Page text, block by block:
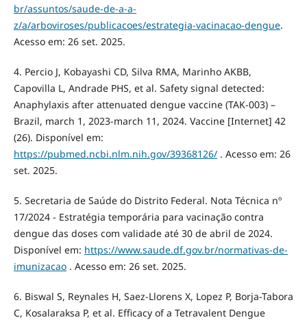
br/assuntos/saude-de-a-a-
z/a/arboviroses/publicacoes/estrategia-vacinacao-dengue.
Acesso em: 26 set. 2025.
4. Percio J, Kobayashi CD, Silva RMA, Marinho AKBB,
Capovilla L, Andrade PHS, et al. Safety signal detected:
Anaphylaxis after attenuated dengue vaccine (TAK-003) –
Brazil, march 1, 2023-march 11, 2024. Vaccine [Internet] 42
(26). Disponível em:
https://pubmed.ncbi.nlm.nih.gov/39368126/. Acesso em: 26
set. 2025.
5. Secretaria de Saúde do Distrito Federal. Nota Técnica nº
17/2024 - Estratégia temporária para vacinação contra
dengue das doses com validade até 30 de abril de 2024.
Disponível em: https://www.saude.df.gov.br/normativas-de-
imunizacao. Acesso em: 26 set. 2025.
6. Biswal S, Reynales H, Saez-Llorens X, Lopez P, Borja-Tabora
C, Kosalaraksa P, et al. Efficacy of a Tetravalent Dengue